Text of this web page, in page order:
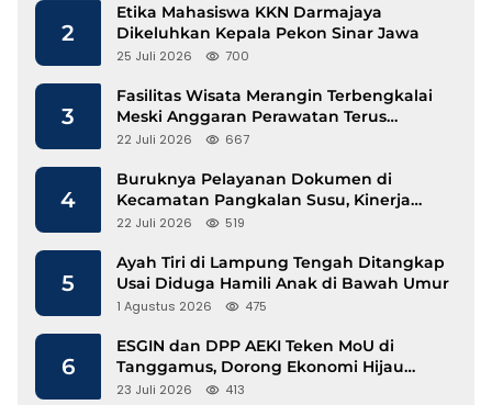
2
Etika Mahasiswa KKN Darmajaya
Dikeluhkan Kepala Pekon Sinar Jawa
25 Juli 2026 700
3
Fasilitas Wisata Merangin Terbengkalai
Meski Anggaran Perawatan Terus
Mengalir
22 Juli 2026 667
4
Buruknya Pelayanan Dokumen di
Kecamatan Pangkalan Susu, Kinerja
Disdukcapil Langkat Disorot
22 Juli 2026 519
5
Ayah Tiri di Lampung Tengah Ditangkap
Usai Diduga Hamili Anak di Bawah Umur
1 Agustus 2026 475
6
ESGIN dan DPP AEKI Teken MoU di
Tanggamus, Dorong Ekonomi Hijau
Berbasis Kopi dan Perdagangan Karbon
23 Juli 2026 413